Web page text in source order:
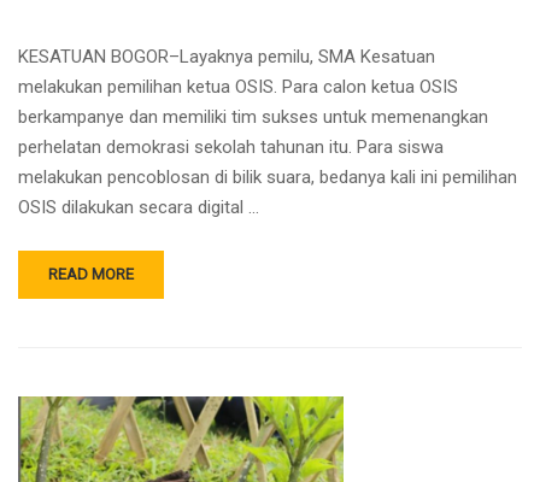
KESATUAN BOGOR–Layaknya pemilu, SMA Kesatuan
melakukan pemilihan ketua OSIS. Para calon ketua OSIS
berkampanye dan memiliki tim sukses untuk memenangkan
perhelatan demokrasi sekolah tahunan itu. Para siswa
melakukan pencoblosan di bilik suara, bedanya kali ini pemilihan
OSIS dilakukan secara digital …
READ MORE